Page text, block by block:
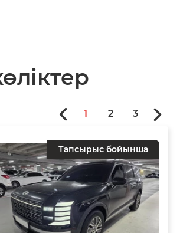
Тапсырыс бойынша
1 2 3